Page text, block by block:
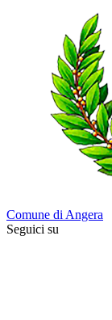
Comune di Angera
Seguici su